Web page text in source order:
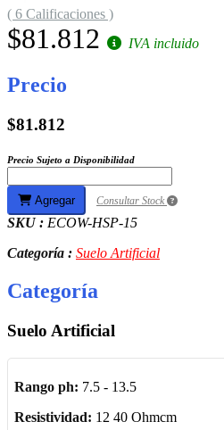
( 6 Calificaciones )
$81.812 IVA incluido
Precio
$81.812
Precio Sujeto a Disponibilidad
Agregar Consultar Stock
SKU : ECOW-HSP-15
Categoría : Suelo Artificial
Categoría
Suelo Artificial
Rango ph: 7.5 - 13.5
Resistividad: 12 40 Ohmcm